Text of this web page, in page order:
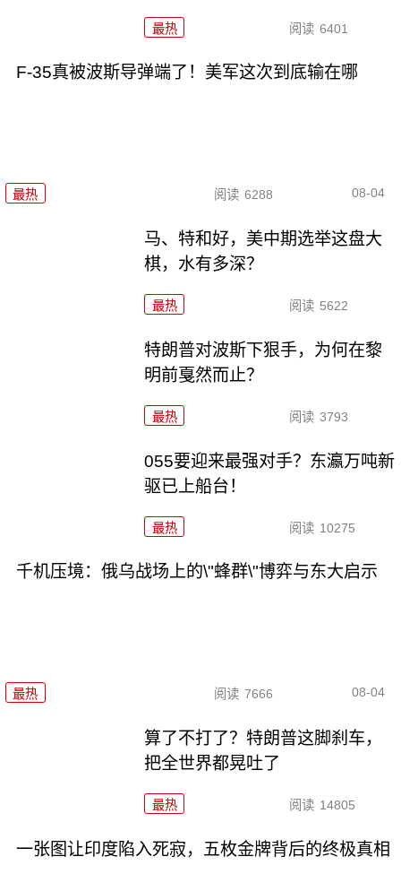
最热 阅读 6401
F-35真被波斯导弹端了！美军这次到底输在哪
最热 阅读 6288 08-04
马、特和好，美中期选举这盘大
棋，水有多深？
最热 阅读 5622
特朗普对波斯下狠手，为何在黎
明前戛然而止？
最热 阅读 3793
055要迎来最强对手？东瀛万吨新
驱已上船台！
最热 阅读 10275
千机压境：俄乌战场上的\"蜂群\"博弈与东大启示
最热 阅读 7666 08-04
算了不打了？特朗普这脚刹车，
把全世界都晃吐了
最热 阅读 14805
一张图让印度陷入死寂，五枚金牌背后的终极真相